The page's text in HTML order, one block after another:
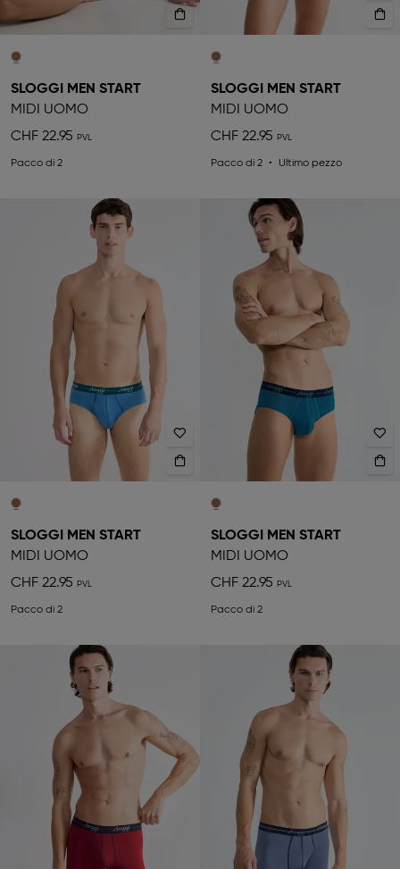
SLOGGI MEN START
MIDI UOMO
CHF 22.95
Pacco di 2
SLOGGI MEN START
MIDI UOMO
CHF 22.95
Pacco di 2 Ultimo pezzo
SLOGGI MEN START
MIDI UOMO
CHF 22.95
Pacco di 2
SLOGGI MEN START
MIDI UOMO
CHF 22.95
Pacco di 2